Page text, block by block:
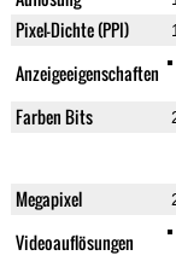
Pixel-Dichte (PPI)
Anzeigeeigenschaften
Farben Bits
Megapixel
Videoauflösungen